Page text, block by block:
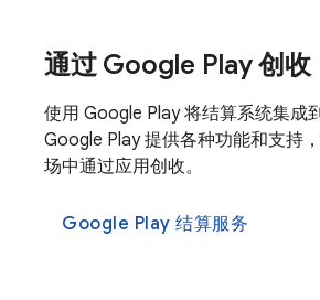
通过 Google Play 创收
使用 Google Play 将结算系统集成
Google Play 提供各种功能和支持
场中通过应用创收。
Google Play 结算服务